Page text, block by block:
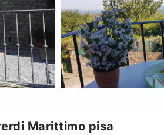
Marittimo pisa